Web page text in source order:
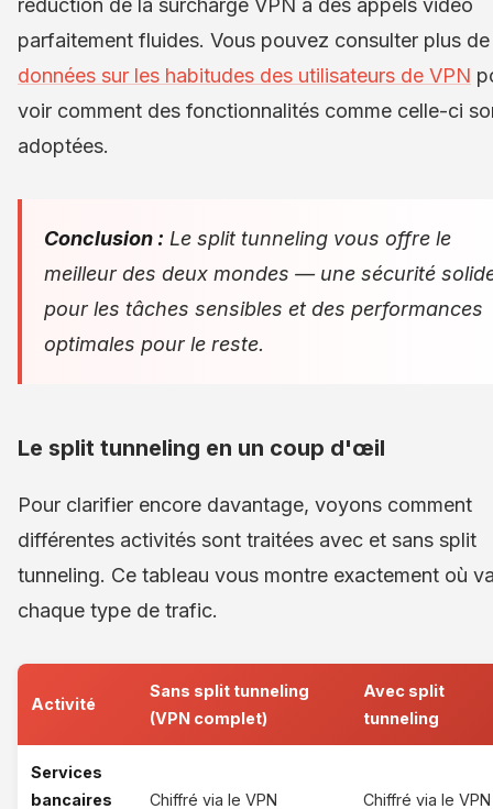
parfaitement fluides. Vous pouvez consulter plus de
données sur les habitudes des utilisateurs de VPN
voir comment des fonctionnalités comme celle-ci
adoptées.
Conclusion : Le split tunneling vous offre le
meilleur des deux mondes — une sécurité
pour les tâches sensibles et des performances
optimales pour le reste.
Le split tunneling en un coup d'œil
Pour clarifier encore davantage, voyons comment
différentes activités sont traitées avec et sans split
tunneling. Ce tableau vous montre exactement où
chaque type de trafic.
Activité
Sans split tunneling
(VPN complet)
Avec split
tunneling
Services
bancaires
Chiffré via le VPN Chiffré via le VPN